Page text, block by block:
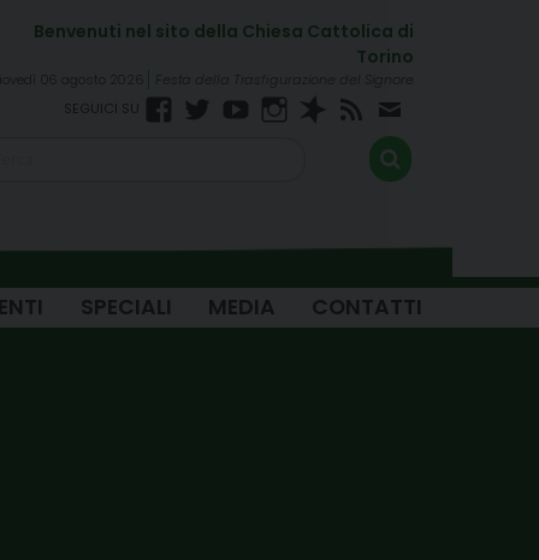
06 agosto 2026 Festa della Trasfigurazione del Signore
Facebook
TwitterYouTubeInstagram
Spreaker
RSS
FEED
Newsletter
SPECIALI MEDIA CONTATTI